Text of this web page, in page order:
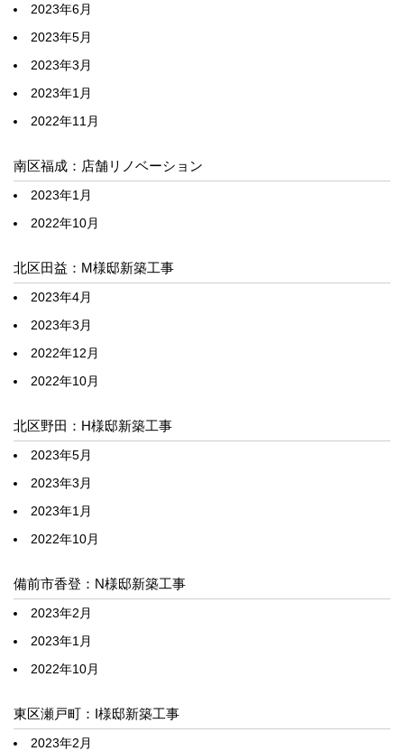
2023年6月
2023年5月
2023年3月
2023年1月
2022年11月
南区福成：店舗リノベーション
2023年1月
2022年10月
北区田益：M様邸新築工事
2023年4月
2023年3月
2022年12月
2022年10月
北区野田：H様邸新築工事
2023年5月
2023年3月
2023年1月
2022年10月
備前市香登：N様邸新築工事
2023年2月
2023年1月
2022年10月
東区瀬戸町：I様邸新築工事
2023年2月